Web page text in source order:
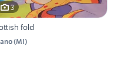
3
fold
(MI)